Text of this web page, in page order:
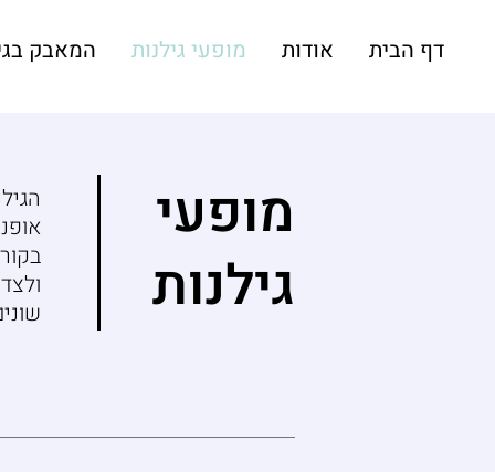
דף הבית אודות מופעי גילנות המאבק
מופעי
גילנות